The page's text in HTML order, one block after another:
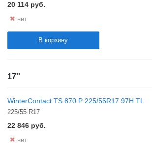
20 114 руб.
нет
В корзину
17''
WinterContact TS 870 P 225/55R17 97H TL
225/55 R17
22 846 руб.
нет